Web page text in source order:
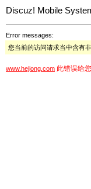
Discuz! Mobile
Error messages:
您当前的访问请求当中含有
www.hejiong.com 此错误给